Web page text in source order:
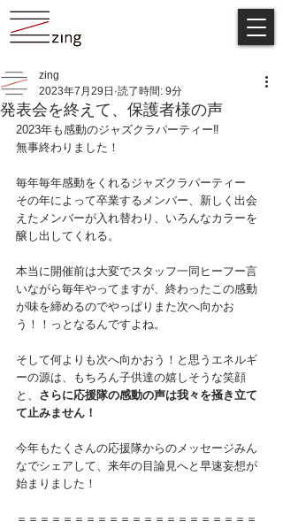
発表会を終えて、保護者様の声
zing
2023年7月29日 読了時間: 9分
2023年も感動のジャズクラパーティー‼️
無事終わりました！
毎年毎年感動をくれるジャズクラパーティー
その年によって卒業するメンバー、新しく出会
えたメンバーが入れ替わり、いろんなカラーを
醸し出してくれる。
本当に開催前は大変でスタッフ一同ヒーフー言
いながら毎年やってますが、終わったこの感動
が味を締めるのでやっぱりまた次へ向かお
う！！っとなるんですよね。
そして何よりも次へ向かおう！と思うエネルギ
ーの源は、もちろん子供達の嬉しそうな笑顔
と、 さらに応援隊の感動の声は我々を掻き立て
て止みません！
今年もたくさんの応援隊からのメッセージみん
なでシェアして、来年の目論見へと早速妄想が
始まりました！
＝＝＝＝＝＝＝＝＝＝＝＝＝＝＝＝＝＝＝＝＝